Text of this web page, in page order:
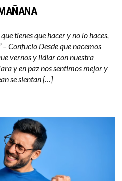
tienes que hacer y no lo haces,
– Confucio Desde que nacemos
vernos y lidiar con nuestra
y en paz nos sentimos mejor y
se sientan […]